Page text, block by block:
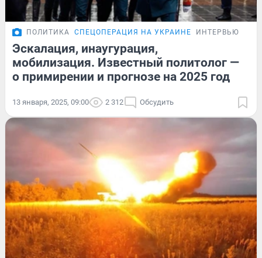
ПОЛИТИКА СПЕЦОПЕРАЦИЯ НА УКРАИНЕ ИНТЕРВЬЮ
Эскалация, инаугурация,
мобилизация. Известный политолог —
о примирении и прогнозе на 2025 год
13 января, 2025, 09:00 2 312 Обсудить